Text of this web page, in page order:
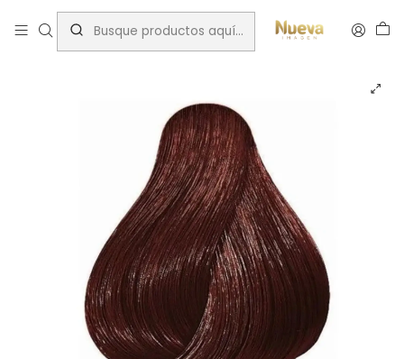
Inicio Wella Color perfect WELLA COLOR PERFECT 5/5 60ML